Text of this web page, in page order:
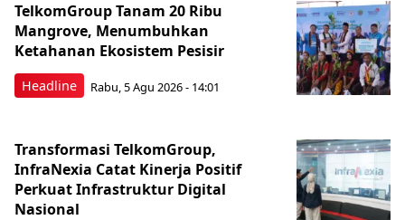
Headline
TelkomGroup Tanam 20 Ribu
Mangrove, Menumbuhkan
Ketahanan Ekosistem Pesisir
Rabu, 5 Agu 2026 - 14:01
Transformasi TelkomGroup,
InfraNexia Catat Kinerja Positif
Perkuat Infrastruktur Digital
Nasional